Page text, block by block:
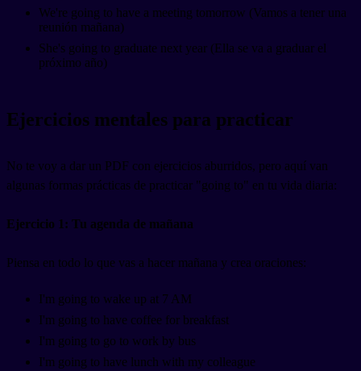
We're going to have a meeting tomorrow (Vamos a tener una
reunión mañana)
She's going to graduate next year (Ella se va a graduar el
próximo año)
Ejercicios mentales para practicar
No te voy a dar un PDF con ejercicios aburridos, pero aquí van
algunas formas prácticas de practicar "going to" en tu vida diaria:
Ejercicio 1: Tu agenda de mañana
Piensa en todo lo que vas a hacer mañana y crea oraciones:
I'm going to wake up at 7 AM
I'm going to have coffee for breakfast
I'm going to go to work by bus
I'm going to have lunch with my colleague